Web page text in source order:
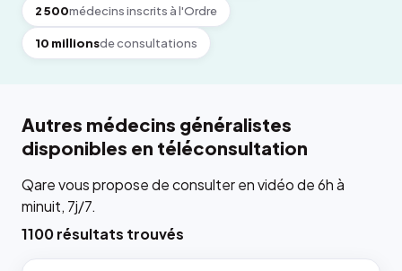
2 500médecins inscrits à l'Ordre
10 millionsde consultations
Autres médecins généralistes
disponibles en téléconsultation
Qare vous propose de consulter en vidéo de 6h à
minuit, 7j/7.
1100 résultats trouvés